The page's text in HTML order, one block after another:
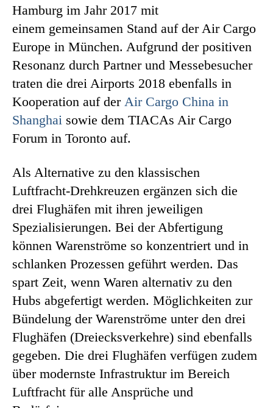
Hamburg im Jahr 2017 mit
einem gemeinsamen Stand auf der Air Cargo
Europe in München. Aufgrund der positiven
Resonanz durch Partner und Messebesucher
traten die drei Airports 2018 ebenfalls in
Kooperation auf der Air Cargo China in
Shanghai sowie dem TIACAs Air Cargo
Forum in Toronto auf.
Als Alternative zu den klassischen
Luftfracht-Drehkreuzen ergänzen sich die
drei Flughäfen mit ihren jeweiligen
Spezialisierungen. Bei der Abfertigung
können Warenströme so konzentriert und in
schlanken Prozessen geführt werden. Das
spart Zeit, wenn Waren alternativ zu den
Hubs abgefertigt werden. Möglichkeiten zur
Bündelung der Warenströme unter den drei
Flughäfen (Dreiecksverkehre) sind ebenfalls
gegeben. Die drei Flughäfen verfügen zudem
über modernste Infrastruktur im Bereich
Luftfracht für alle Ansprüche und